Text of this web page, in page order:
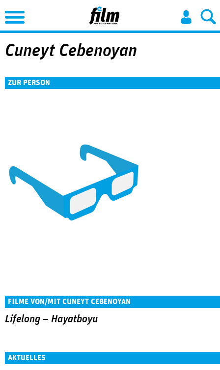
Jump to Navigation
Cuneyt Cebenoyan
ZUR PERSON
FILME VON/MIT CUNEYT CEBENOYAN
Lifelong – Hayatboyu
AKTUELLES